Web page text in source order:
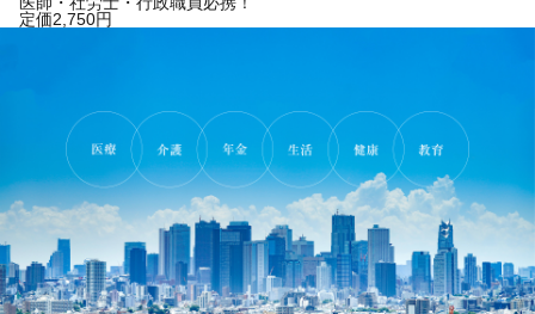
定価2,750円